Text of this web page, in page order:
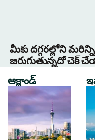
మీకు దగ్గరల్లోని
జరుగుతున్నదో చెక్
ఆక్లాండ్